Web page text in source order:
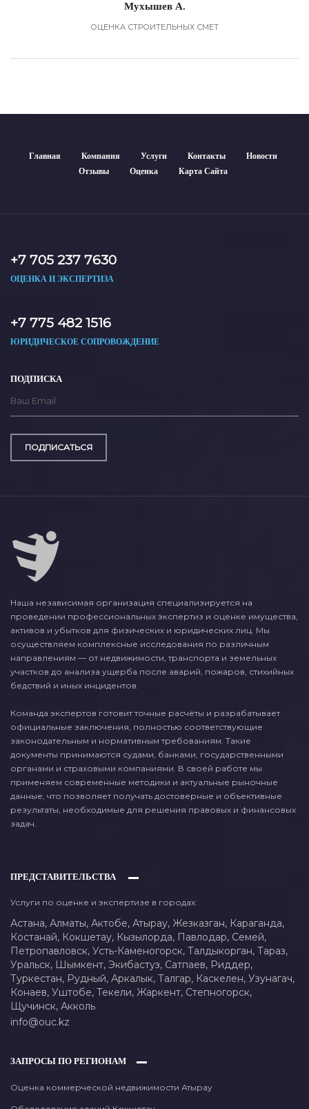
Мухышев А.
ОЦЕНКА СТРОИТЕЛЬНЫХ СМЕТ
Главная Компания Услуги Контакты
Новости
Отзывы
Оценка Карта Сайта
+7 705 237 7630
ОЦЕНКА И ЭКСПЕРТИЗА
+7 775 482 1516
ЮРИДИЧЕСКОЕ СОПРОВОЖДЕНИЕ
ПОДПИСКА
ПОДПИСАТЬСЯ
Наша независимая организация специализируется на
проведении профессиональных экспертиз и оценке имущества,
активов и убытков для физических и юридических лиц. Мы
осуществляем комплексные исследования по различным
направлениям — от недвижимости, транспорта и земельных
участков до анализа ущерба после аварий, пожаров, стихийных
бедствий и иных инцидентов.
Команда экспертов готовит точные расчёты и разрабатывает
официальные заключения, полностью соответствующие
законодательным и нормативным требованиям. Такие
документы принимаются судами, банками, государственными
органами и страховыми компаниями. В своей работе мы
применяем современные методики и актуальные рыночные
данные, что позволяет получать достоверные и объективные
результаты, необходимые для решения правовых и финансовых
задач.
ПРЕДСТАВИТЕЛЬСТВА
Услуги по оценке и экспертизе в городах:
Астана, Алматы, Актобе, Атырау, Жезказган, Караганда,
Костанай, Кокшетау, Кызылорда, Павлодар, Семей,
Петропавловск, Усть-Каменогорск, Талдыкорган, Тараз,
Уральск, Шымкент, Экибастуз, Сатпаев, Риддер,
Туркестан, Рудный, Аркалык, Талгар, Каскелен, Узунагач,
Конаев, Уштобе, Текели, Жаркент, Степногорск,
Щучинск, Акколь
info@ouc.kz
ЗАПРОСЫ ПО РЕГИОНАМ
Оценка коммерческой недвижимости Атырау